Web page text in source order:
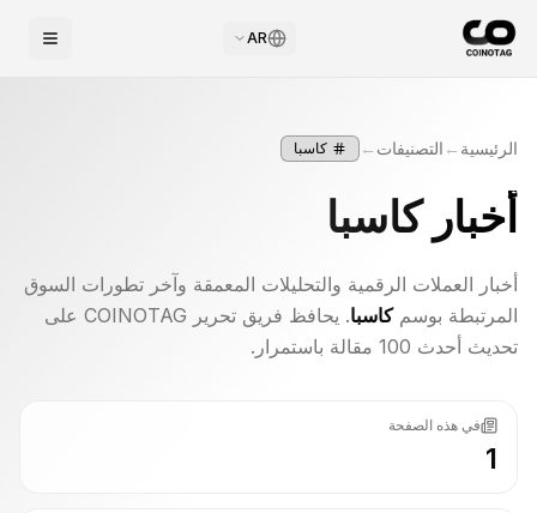
AR
الرئيسية ← التصنيفات ← كاسبا
أخباركاسبا
أخبار العملات الرقمية والتحليلات المعمقة وآخر تطورات السوق
المرتبطة بوسم كاسبا
. يحافظ فريق تحرير COINOTAG على
تحديث أحدث 100 مقالة باستمرار.
في هذه الصفحة
1